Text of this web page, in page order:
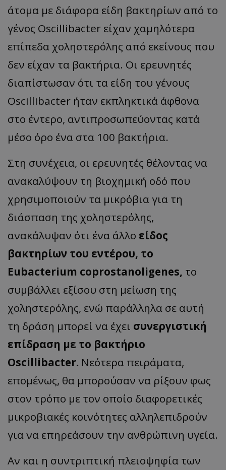
άτομα με διάφορα είδη βακτηρίων από το
γένος Oscillibacter είχαν χαμηλότερα
επίπεδα χοληστερόλης από εκείνους που
δεν είχαν τα βακτήρια. Οι ερευνητές
διαπίστωσαν ότι τα είδη του γένους
Oscillibacter ήταν εκπληκτικά άφθονα
στο έντερο, αντιπροσωπεύοντας κατά
μέσο όρο ένα στα 100 βακτήρια.
Στη συνέχεια, οι ερευνητές θέλοντας να
ανακαλύψουν τη βιοχημική οδό που
χρησιμοποιούν τα μικρόβια για τη
διάσπαση της χοληστερόλης,
ανακάλυψαν ότι ένα άλλο είδος
βακτηρίων του εντέρου, το
Eubacterium coprostanoligenes, το
συμβάλλει εξίσου στη μείωση της
χοληστερόλης, ενώ παράλληλα σε αυτή
τη δράση μπορεί να έχει συνεργιστική
επίδραση με το βακτήριο
Oscillibacter. Νεότερα πειράματα,
επομένως, θα μπορούσαν να ρίξουν φως
στον τρόπο με τον οποίο διαφορετικές
μικροβιακές κοινότητες αλληλεπιδρούν
για να επηρεάσουν την ανθρώπινη υγεία.
Αν και η συντριπτική πλειοψηφία των